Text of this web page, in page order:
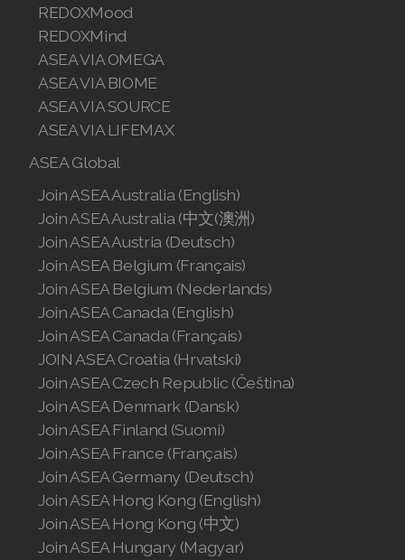
REDOXMood
REDOXMind
ASEA VIA OMEGA
ASEA VIA BIOME
ASEA VIA SOURCE
ASEA VIA LIFEMAX
ASEA Global
Join ASEA Australia (English)
Join ASEA Australia (中文(澳洲)
Join ASEA Austria (Deutsch)
Join ASEA Belgium (Français)
Join ASEA Belgium (Nederlands)
Join ASEA Canada (English)
Join ASEA Canada (Français)
JOIN ASEA Croatia (Hrvatski)
Join ASEA Czech Republic (Čeština)
Join ASEA Denmark (Dansk)
Join ASEA Finland (Suomi)
Join ASEA France (Français)
Join ASEA Germany (Deutsch)
Join ASEA Hong Kong (English)
Join ASEA Hong Kong (中文)
Join ASEA Hungary (Magyar)
Join ASEA Romania (Română)
Join ASEA Singapore (English)
Join ASEA Slovakia (Slovenský)
Join ASEA Sweden (Svenska)
Join ASEA Switzerland (Deutsch)
Join ASEA Switzerland (Français)
Join ASEA Taiwan (中文)
Join ASEA Thailand (ไทย)
Join ASEA United Kingdom (English)
Join ASEA United States (English)
Join ASEA United States (Español)